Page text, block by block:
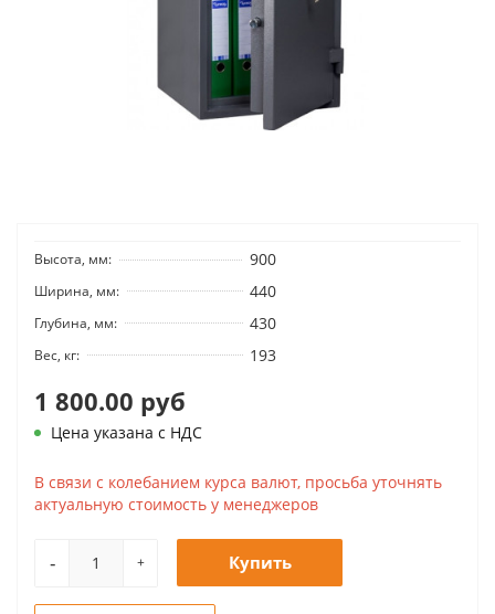
Высота, мм: 900
Ширина, мм: 440
Глубина, мм: 430
Вес, кг: 193
1 800.00 руб
Цена указана с НДС
В связи с колебанием курса валют, просьба уточнять
актуальную стоимость у менеджеров
+
- Купить